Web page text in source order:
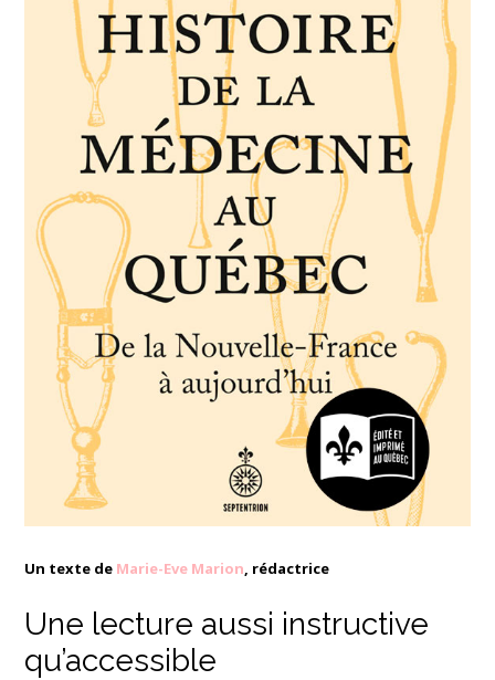
Un texte de Marie-Eve Marion , rédactrice
Une lecture aussi instructive
qu’accessible